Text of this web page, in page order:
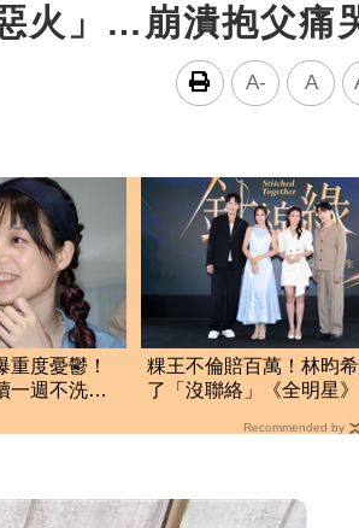
火」…崩潰抱父痛
A- A
重度憂鬱！
一週不洗
粿王不倫賠百萬！林昀
了「沒聯絡」《全明星
Recommended by